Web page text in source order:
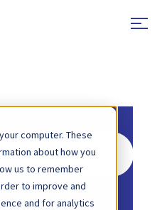
computer. These
about how you
us to remember
to improve and
and for analytics
Sikkerhed